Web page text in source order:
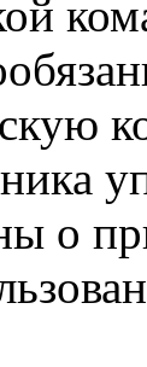
о